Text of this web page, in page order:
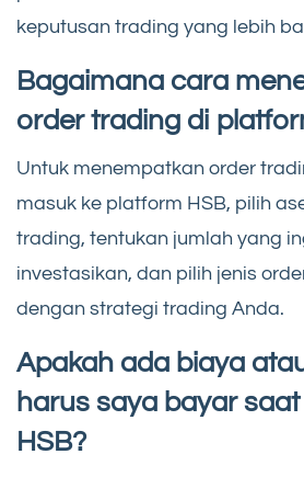
keputusan trading yang lebih
Bagaimana cara
order trading di
Untuk menempatkan order
masuk ke platform HSB, pilih
trading, tentukan jumlah yang
investasikan, dan pilih jenis
dengan strategi trading Anda.
Apakah ada biaya
harus saya bayar
HSB?